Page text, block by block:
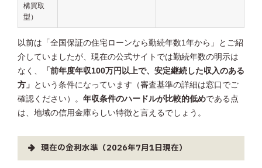
構買取
型）
以前は「全国保証の住宅ローンなら勤続年数1年から」とご紹
介していましたが、現在の公式サイトでは勤続年数の明示は
なく、
「前年度年収100万円以上で、安定継続した収入のある
方」 という条件になっています（審査基準の詳細は窓口でご
確認ください）。 年収条件のハードルが比較的低めである点
は、地域の信用金庫らしい特徴と言えるでしょう。
現在の金利水準（2026年7月1日現在）